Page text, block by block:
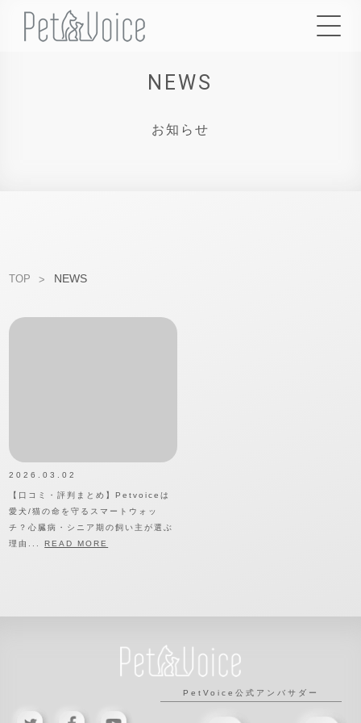
NEWS
お知らせ
TOP NEWS
2026.03.02
【口コミ・評判まとめ】Petvoiceは
愛犬/猫の命を守るスマートウォッ
チ？心臓病・シニア期の飼い主が選ぶ
理由...READ MORE